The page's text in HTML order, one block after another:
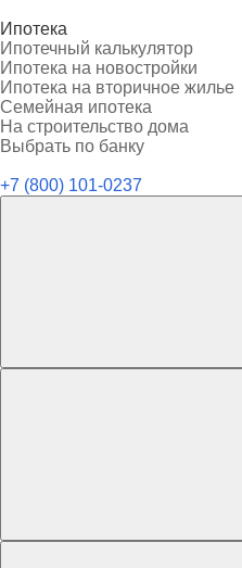
Ипотека
Ипотечный калькулятор
Ипотека на новостройки
Ипотека на вторичное жилье
Семейная ипотека
На строительство дома
Выбрать по банку
+7 (800) 101-0237